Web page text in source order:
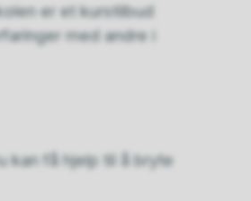
er et kurstilbud
med andre i
kan få hjelp til å bryte